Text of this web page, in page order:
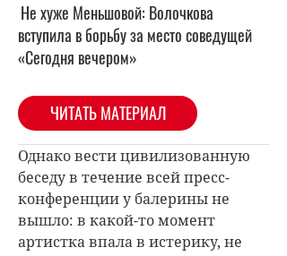
Не хуже Меньшовой: Волочкова
вступила в борьбу за место соведущей
«Сегодня вечером»
ЧИТАТЬ МАТЕРИАЛ
Однако вести цивилизованную
беседу в течение всей пресс-
конференции у балерины не
вышло: в какой-то момент
артистка впала в истерику, не